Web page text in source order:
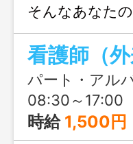
そんなあなた
意しています
円の夜勤専従
されているの
境です。
看護師（外
パート・アル
08:30～17:00
時給 1,500円